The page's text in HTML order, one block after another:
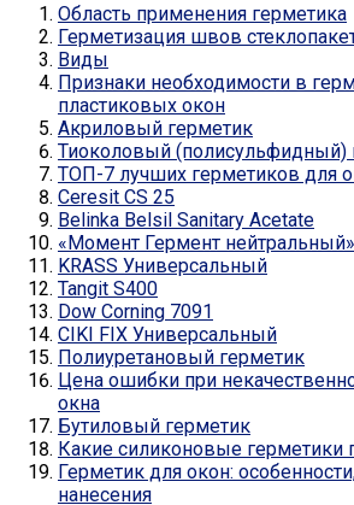
Область применения герметика
Герметизация швов
Виды
Признаки необходимости в
пластиковых окон
Акриловый герметик
Тиоколовый (полисульфидный)
ТОП-7 лучших герметиков для
Ceresit CS 25
Belinka Belsil Sanitary Acetate
«Момент Гермент нейтральный»
KRASS Универсальный
Tangit S400
Dow Corning 7091
CIKI FIX Универсальный
Полиуретановый герметик
Цена ошибки при
окна
Бутиловый герметик
Какие силиконовые герметики
Герметик для окон:
нанесения